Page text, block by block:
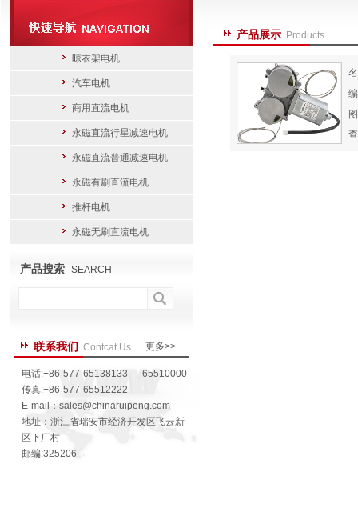
晾衣架电机
汽车电机
商用直流电机
永磁直流行星减速电机
永磁直流普通减速电机
永磁有刷直流电机
推杆电机
永磁无刷直流电机
产品搜索 SEARCH
联系我们 Contcat Us 更多>>
电话:+86-577-65138133 65510000
传真:+86-577-65512222
E-mail： sales@chinaruipeng.com
地址：浙江省瑞安市经济开发区飞云新
区下厂村
邮编:325206
产品展示 Products